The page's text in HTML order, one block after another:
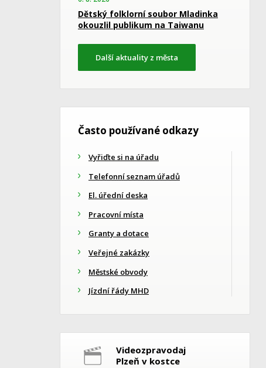
Dětský folklorní soubor Mladinka
okouzlil publikum na Taiwanu
Další aktuality z města
Často používané odkazy
Vyřiďte si na úřadu
Telefonní seznam úřadů
El. úřední deska
Pracovní místa
Granty a dotace
Veřejné zakázky
Městské obvody
Jízdní řády MHD
Videozpravodaj
Plzeň v kostce